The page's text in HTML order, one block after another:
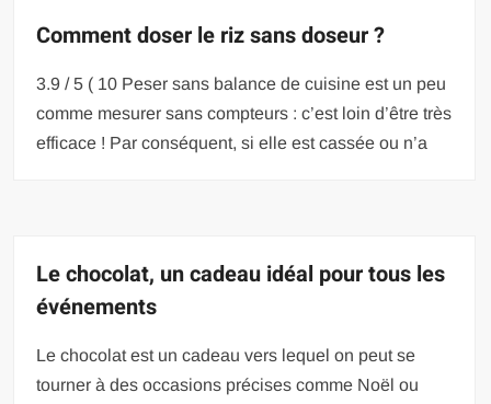
Comment doser le riz sans doseur ?
3.9 / 5 ( 10 Peser sans balance de cuisine est un peu
comme mesurer sans compteurs : c’est loin d’être très
efficace ! Par conséquent, si elle est cassée ou n’a
Le chocolat, un cadeau idéal pour tous les
événements
Le chocolat est un cadeau vers lequel on peut se
tourner à des occasions précises comme Noël ou